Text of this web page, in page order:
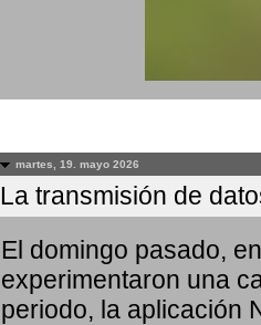
martes, 19. mayo 2026
La transmisión de
El domingo pasado,
experimentaron una
periodo, la aplicación